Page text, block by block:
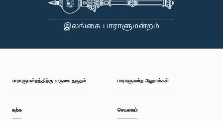
பாராளுமன்றத்திற்கு வருகை தருதல்
கற்க
பாராளுமன்ற அலுவல்கள்
செயலகம்